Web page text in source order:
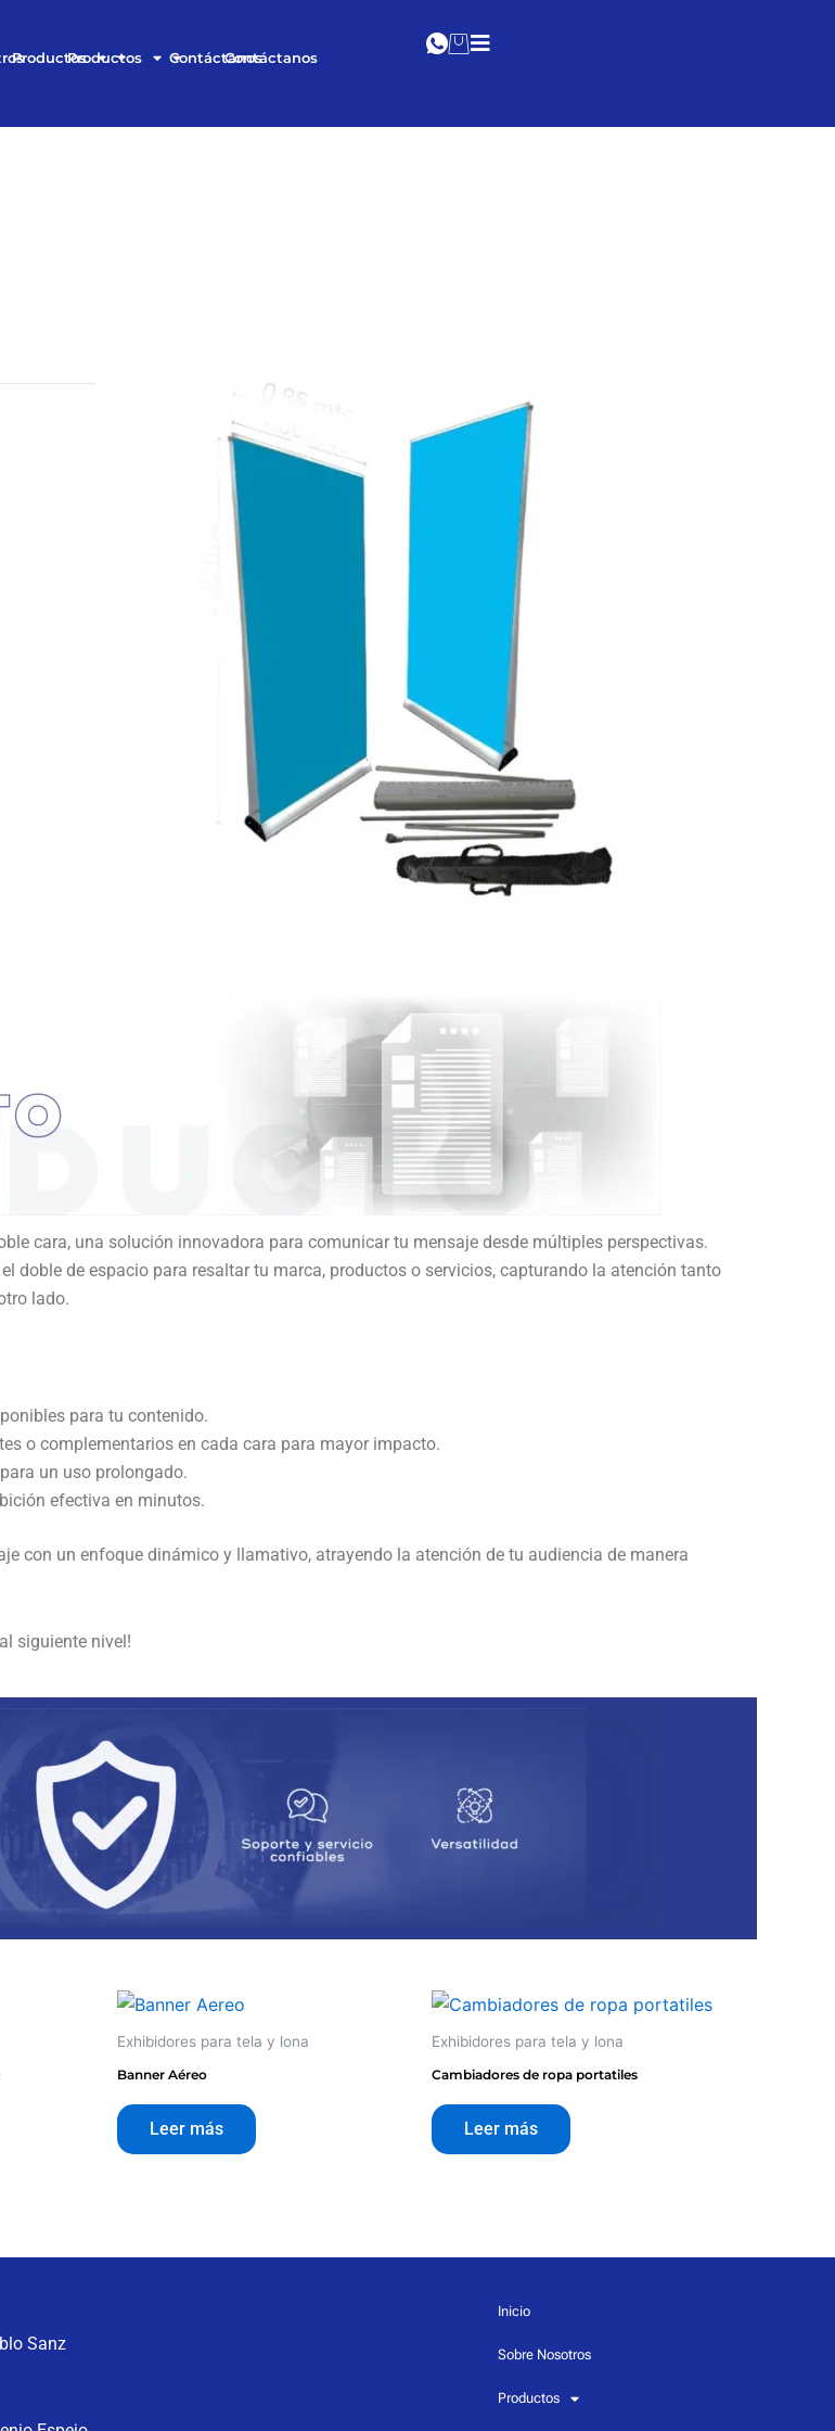
Productos Contáctanos
Productos Contáctanos
cara, una solución innovadora para comunicar tu mensaje desde múltiples perspectivas.
doble de espacio para resaltar tu marca, productos o servicios, capturando la atención tanto
lado.
para tu contenido.
o complementarios en cada cara para mayor impacto.
un uso prolongado.
efectiva en minutos.
con un enfoque dinámico y llamativo, atrayendo la atención de tu audiencia de manera
siguiente nivel!
Exhibidores para tela y lona
Banner Aéreo
Leer más
Exhibidores para tela y lona
Cambiadores de ropa portatiles
Leer más
Sanz
Inicio
Sobre Nosotros
Productos